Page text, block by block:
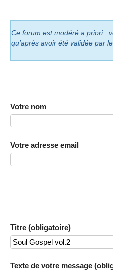
Ce forum est modéré a priori :
qu’après avoir été validée par
Votre nom
Votre adresse email
Titre (obligatoire)
Texte de votre message